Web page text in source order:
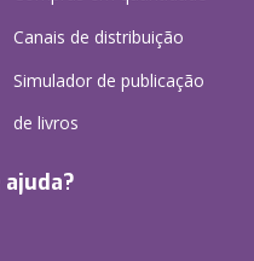
Canais de distribuição
Simulador de publicação
de livros